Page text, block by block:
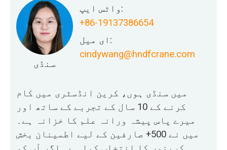
سنڈی
واٹس ایپ:
+86-19137386654
ای میل:
cindywang@hndfcrane.com
میں سنڈی ہوں، کرین انڈسٹری میں کام
کرنے کے 10 سال کے تجربے کے ساتھ اور
میرے پاس پیشہ ورانہ علم کا خزانہ ہے۔
میں نے 500+ صارفین کے لیے اطمینان بخش